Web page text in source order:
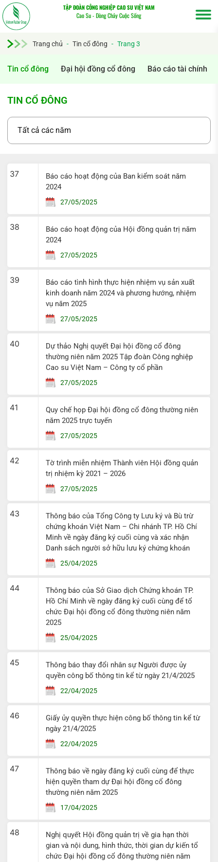
TẬP ĐOÀN CÔNG NGHIỆP CAO SU VIỆT NAM
Cao Su - Dòng Chảy Cuộc Sống
Trang chủ - Tin cổ đông - Trang 3
Tin cổ đông Đại hội đồng cổ đông Báo cáo tài chính
TIN CỔ ĐÔNG
37
Báo cáo hoạt động của Ban kiểm soát năm
2024
27/05/2025
38
Báo cáo hoạt động của Hội đồng quản trị năm
2024
27/05/2025
39
Báo cáo tình hình thực hiện nhiệm vụ sản xuất
kinh doanh năm 2024 và phương hướng, nhiệm
vụ năm 2025
27/05/2025
40
Dự thảo Nghị quyết Đại hội đồng cổ đông
thường niên năm 2025 Tập đoàn Công nghiệp
Cao su Việt Nam – Công ty cổ phần
27/05/2025
41
Quy chế họp Đại hội đồng cổ đông thường niên
năm 2025 trực tuyến
27/05/2025
42
Tờ trình miễn nhiệm Thành viên Hội đồng quản
trị nhiệm kỳ 2021 – 2026
27/05/2025
43
Thông báo của Tổng Công ty Lưu ký và Bù trừ
chứng khoán Việt Nam – Chi nhánh TP. Hồ Chí
Minh về ngày đăng ký cuối cùng và xác nhận
Danh sách người sở hữu lưu ký chứng khoán
25/04/2025
44
Thông báo của Sở Giao dịch Chứng khoán TP.
Hồ Chí Minh về ngày đăng ký cuối cùng để tổ
chức Đại hội đồng cổ đông thường niên năm
2025
25/04/2025
45
Thông báo thay đổi nhân sự Người được ủy
quyền công bố thông tin kể từ ngày 21/4/2025
22/04/2025
46
Giấy ủy quyền thực hiện công bố thông tin kể từ
ngày 21/4/2025
22/04/2025
47
Thông báo về ngày đăng ký cuối cùng để thực
hiện quyền tham dự Đại hội đồng cổ đông
thường niên năm 2025
17/04/2025
48
Nghị quyết Hội đồng quản trị về gia hạn thời
gian và nội dung, hình thức, thời gian dự kiến tổ
chức Đại hội đồng cổ đông thường niên năm
Tìm